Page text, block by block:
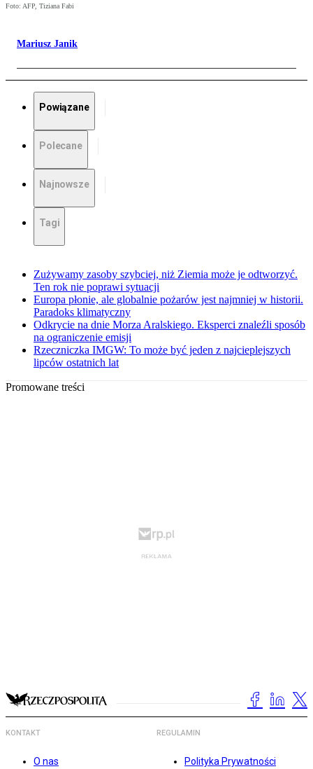
Foto: AFP, Tiziana Fabi
Mariusz Janik
Powiązane
Polecane
Najnowsze
Tagi
Zużywamy zasoby szybciej, niż Ziemia może je odtworzyć.
Ten rok nie poprawi sytuacji
Europa płonie, ale globalnie pożarów jest najmniej w historii.
Paradoks klimatyczny
Odkrycie na dnie Morza Aralskiego. Eksperci znaleźli sposób
na ograniczenie emisji
Rzeczniczka IMGW: To może być jeden z najcieplejszych
lipców ostatnich lat
Promowane treści
KONTAKT
O nas
REGULAMIN
Polityka Prywatności